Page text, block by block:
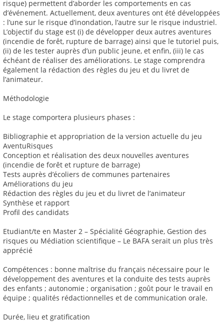
risque) permettent d’aborder les comportements en cas
d’événement. Actuellement, deux aventures ont été développées
: l’une sur le risque d’inondation, l’autre sur le risque industriel.
L’objectif du stage est (i) de développer deux autres aventures
(incendie de forêt, rupture de barrage) ainsi que le tutoriel puis,
(ii) de les tester auprès d’un public jeune, et enfin, (iii) le cas
échéant de réaliser des améliorations. Le stage comprendra
également la rédaction des règles du jeu et du livret de
l’animateur.
Méthodologie
Le stage comportera plusieurs phases :
Bibliographie et appropriation de la version actuelle du jeu
AventuRisques
Conception et réalisation des deux nouvelles aventures
(incendie de forêt et rupture de barrage)
Tests auprès d’écoliers de communes partenaires
Améliorations du jeu
Rédaction des règles du jeu et du livret de l’animateur
Synthèse et rapport
Profil des candidats
Etudiant/te en Master 2 – Spécialité Géographie, Gestion des
risques ou Médiation scientifique – Le BAFA serait un plus très
apprécié
Compétences : bonne maîtrise du français nécessaire pour le
développement des aventures et la conduite des tests auprès
des enfants ; autonomie ; organisation ; goût pour le travail en
équipe ; qualités rédactionnelles et de communication orale.
Durée, lieu et gratification